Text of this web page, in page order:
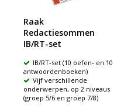
Raak
Redactiesommen
IB/RT-set
IB/RT-set (10 oefen- en 10
antwoordenboeken)
Vijf verschillende
onderwerpen, op 2 niveaus
(groep 5/6 en groep 7/8)